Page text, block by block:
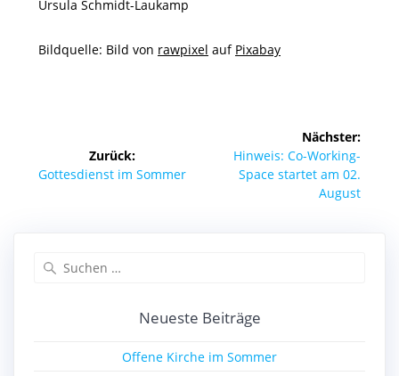
Ursula Schmidt-Laukamp
Bildquelle: Bild von rawpixel auf Pixabay
Zurück:
Vorheriger
Gottesdienst im Sommer
Nächster:
Nächster
Beitrag:
Hinweis: Co-Working-
Space startet am 02.
August
Neueste Beiträge
Offene Kirche im Sommer